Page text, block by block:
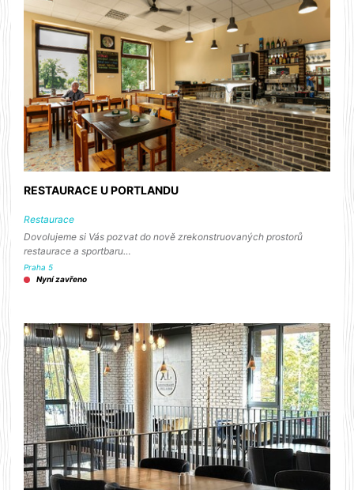
RESTAURACE U PORTLANDU
Restaurace
Dovolujeme si Vás pozvat do nově zrekonstruovaných prostorů
restaurace a sportbaru…
Praha 5
Nyní zavřeno